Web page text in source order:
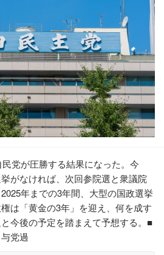
党が圧勝する結果になった。今
がなければ、次回参院選と衆議院
年までの3年間、大型の国政選挙
は「黄金の3年」を迎え、何を成す
今後の予定を踏まえて予想する。■
党過